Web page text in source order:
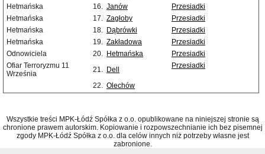
Hetmańska
16. Janów
Przesiadki
Hetmańska
17. Zagłoby
Przesiadki
Hetmańska
18. Dąbrówki
Przesiadki
Hetmańska
19. Zakładowa
Przesiadki
Odnowiciela
20. Hetmańska
Przesiadki
Ofiar Terroryzmu 11
Września
21. Dell Przesiadki
22. Olechów
Wszystkie treści MPK-Łódź Spółka z o.o. opublikowane na niniejszej stronie są
chronione prawem autorskim. Kopiowanie i rozpowszechnianie ich bez pisemnej
zgody MPK-Łódź Spółka z o.o. dla celów innych niż potrzeby własne jest
zabronione.